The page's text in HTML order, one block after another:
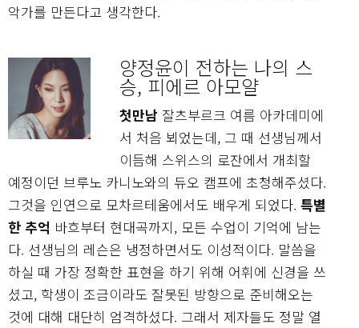
악가를 만든다고 생각한다.
양정윤이 전하는 나의 스
승, 피에르 아모얄
첫만남 잘츠부르크 여름 아카데미에
서 처음 뵈었는데, 그 때 선생님께서
이듬해 스위스의 로잔에서 개최할
예정이던 브루노 카니노와의 듀오 캠프에 초청해주셨다.
그것을 인연으로 모차르테움에서도 배우게 되었다. 특별
한 추억 바흐부터 현대곡까지, 모든 수업이 기억에 남는
다. 선생님의 레슨은 냉정하면서도 이성적이다. 말씀을
하실 때 가장 정확한 표현을 하기 위해 어휘에 신경을 쓰
셨고, 학생이 조금이라도 잘못된 방향으로 준비해오는
것에 대해 대단히 엄격하셨다. 그래서 제자들도 정말 열